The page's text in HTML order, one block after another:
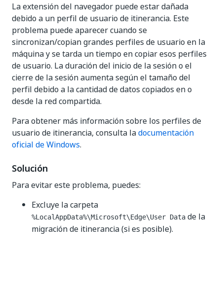
La extensión del navegador puede estar dañada
debido a un perfil de usuario de itinerancia. Este
problema puede aparecer cuando se
sincronizan/copian grandes perfiles de usuario en la
máquina y se tarda un tiempo en copiar esos perfiles
de usuario. La duración del inicio de la sesión o el
cierre de la sesión aumenta según el tamaño del
perfil debido a la cantidad de datos copiados en o
desde la red compartida.
Para obtener más información sobre los perfiles de
usuario de itinerancia, consulta ladocumentación
oficial de Windows.
Solución
Para evitar este problema, puedes:
Excluye la carpeta
%LocalAppData%\Microsoft\Edge\User Data de la
migración de itinerancia (si es posible).